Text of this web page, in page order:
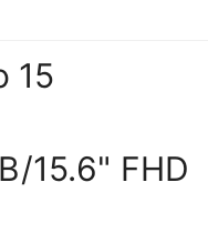
15
15.6" FHD